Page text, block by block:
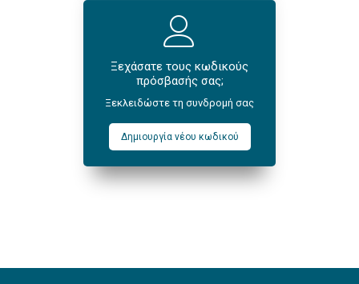
Ξεχάσατε τους κωδικούς
πρόσβασής σας;
Ξεκλειδώστε τη συνδρομή σας
Δημιουργία νέου κωδικού